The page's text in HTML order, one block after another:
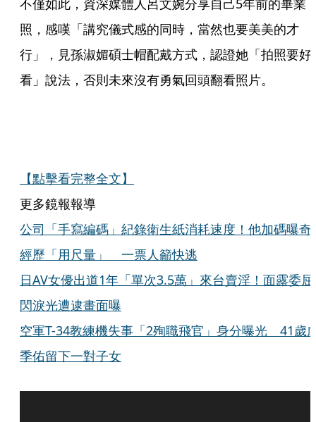
不僅如此，資深媒體人呂文婉分享自己5年前的畢業
照，感嘆「講究儀式感的同時，當然也要美美的才
行」，見孫淑媚碩士帽配戴方式，認證她「拍照要好
看」說法，否則未來沒有勇氣回頭翻看照片。
【點擊看完整全文】
更多鏡報報導
公司「手寫編碼」紀錄衛生紙消耗速度！他加碼曝奇
經歷「用尺量」 一票人籲快逃
日AV女優出道1年「單次3.5萬」來台賣淫！面露委屈
閃淚光遭逮畫面曝
空軍T-34教練機失事「2殉職飛官」身分曝光 41歲
季佑留下一對子女